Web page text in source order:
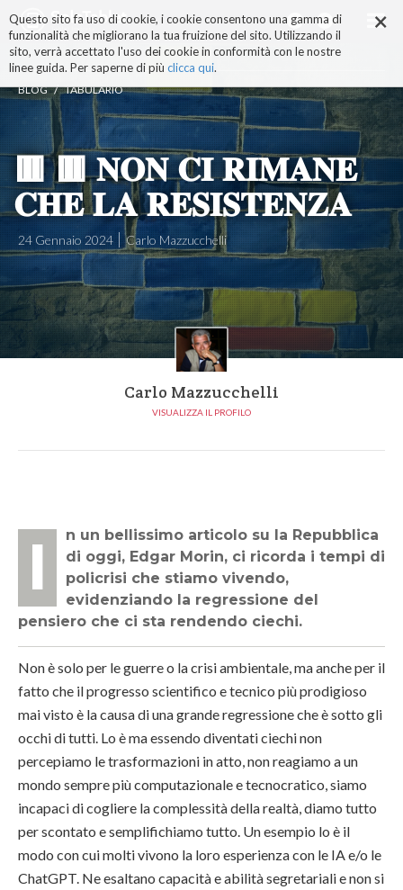
×
Questo sito fa uso di cookie, i cookie consentono una gamma di
funzionalità che migliorano la tua fruizione del sito. Utilizzando il
sito, verrà accettato l'uso dei cookie in conformità con le nostre
linee guida. Per saperne di più clicca qui.
ai
contenuti.
|
alla
navigazione
BLOG / TABULARIO
🟥 🟥 𝐍𝐎𝐍 𝐂𝐈 𝐑𝐈𝐌𝐀𝐍𝐄
𝐂𝐇𝐄 𝐋𝐀 𝐑𝐄𝐒𝐈𝐒𝐓𝐄𝐍𝐙𝐀
24 Gennaio 2024 Carlo Mazzucchelli
Carlo Mazzucchelli
VISUALIZZA IL PROFILO
In un bellissimo articolo su la Repubblica
di oggi, Edgar Morin, ci ricorda i tempi di
policrisi che stiamo vivendo,
evidenziando la regressione del
pensiero che ci sta rendendo ciechi.
Non è solo per le guerre o la crisi ambientale, ma anche per il
fatto che il progresso scientifico e tecnico più prodigioso
mai visto è la causa di una grande regressione che è sotto gli
occhi di tutti. Lo è ma essendo diventati ciechi non
percepiamo le trasformazioni in atto, non reagiamo a un
mondo sempre più computazionale e tecnocratico, siamo
incapaci di cogliere la complessità della realtà, diamo tutto
per scontato e semplifichiamo tutto. Un esempio lo è il
modo con cui molti vivono la loro esperienza con le IA e/o le
ChatGPT. Ne esaltano capacità e abilità segretariali e non si